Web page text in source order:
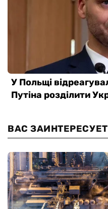
ВАС ЗАИНТЕРЕСУЕТ